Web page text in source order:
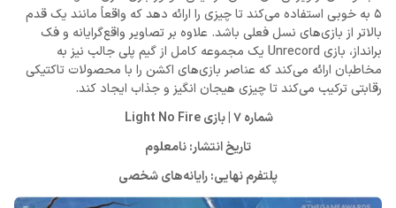
5 به خوبی استفاده می‌کند تا چیزی را ارائه دهد که واقعاً مانند یک قدم
بالاتر از بازی‌های نسل فعلی باشد. علاوه بر تصاویر واقع‌گرایانه و فک
برانداز، بازی Unrecord یک مجموعه کامل از گیم پلی جالب نیز به
مخاطبان ارائه می‌کند که عناصر بازی‌های اکشن را با محصولات تاکتیکی
رقابتی ترکیب می‌کند تا چیزی هیجان انگیز و جذاب ایجاد کند.
شماره 7 | بازی Light No Fire
تاریخ انتشار: نامعلوم
پلتفرم نهایی: رایانه‌های شخصی